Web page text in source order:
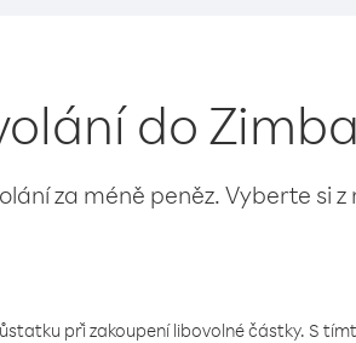
do
za méně peněz. Vyberte si
při zakoupení libovolné částky. S